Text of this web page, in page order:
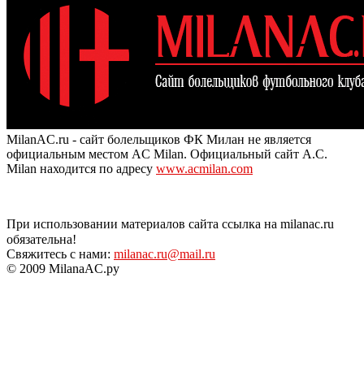
MilanAC.ru - сайт болельщиков ФК Милан не является
официальным местом AC Milan. Официальный сайт A.C.
Milan находится по адресу www.acmilan.com
При использовании материалов сайта ссылка на milanac.ru
обязательна!
Свяжитесь с нами: milanac.ru@mail.ru
© 2009 MilanaAC.ру